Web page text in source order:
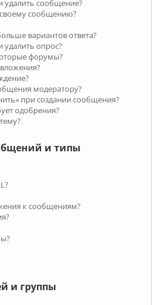
удалить сообщение?
сообщению?
вариантов ответа?
удалить опрос?
форумы?
модератору?
при создании сообщения?
одобрения?
и типы
к сообщениям?
и группы